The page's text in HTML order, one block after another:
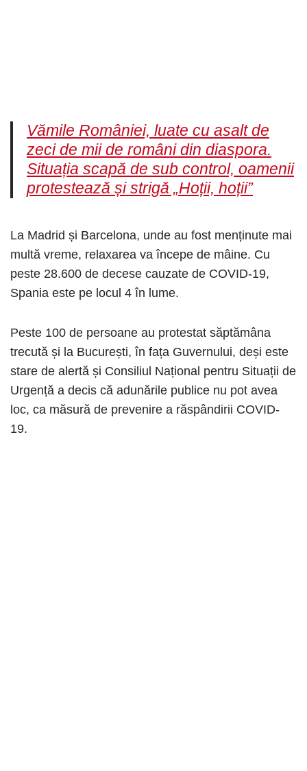
Vămile României, luate cu asalt de
zeci de mii de români din diaspora.
Situația scapă de sub control, oamenii
protestează și strigă „Hoții, hoții”
La Madrid și Barcelona, unde au fost menținute mai
multă vreme, relaxarea va începe de mâine. Cu
peste 28.600 de decese cauzate de COVID-19,
Spania este pe locul 4 în lume.
Peste 100 de persoane au protestat săptămâna
trecută și la București, în fața Guvernului, deși este
stare de alertă și Consiliul Național pentru Situații de
Urgență a decis că adunările publice nu pot avea
loc, ca măsură de prevenire a răspândirii COVID-
19.